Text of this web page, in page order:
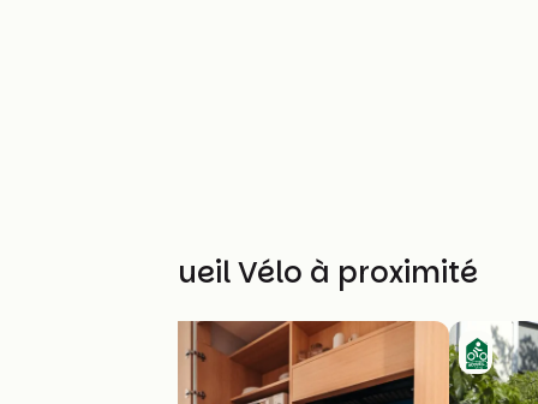
Autres Accueil Vélo à proximité